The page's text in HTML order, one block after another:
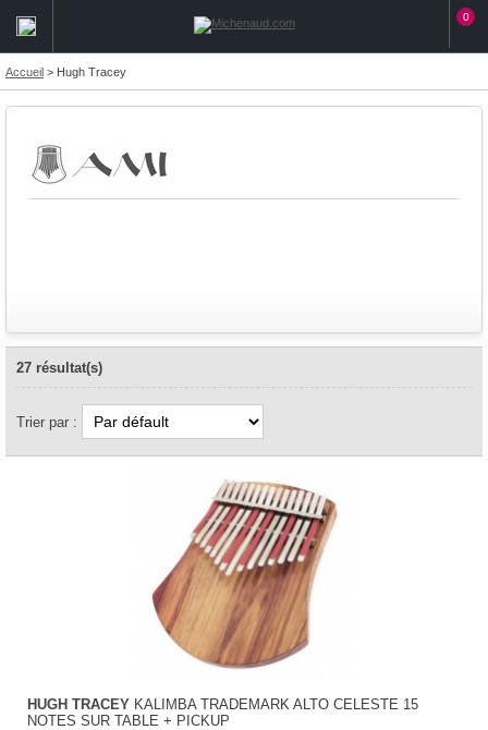
0
Accueil > Hugh Tracey
27 résultat(s)
Trier par :
HUGH TRACEY KALIMBA TRADEMARK ALTO CELESTE 15
NOTES SUR TABLE + PICKUP